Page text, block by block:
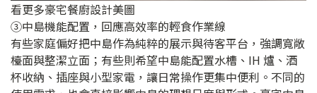
看更多豪宅餐廚設計美圖
③中島機能配置，回應高效率的輕食作業線
有些家庭偏好把中島作為純粹的展示與待客平台，強調寬敞
檯面與整潔立面；有些則希望中島能配置水槽、IH 爐、酒
杯收納、插座與小型家電，讓日常操作更集中便利。不同的